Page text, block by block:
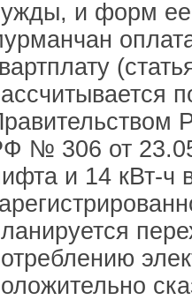
и форм
№ 306 от
и 14 кВт-ч